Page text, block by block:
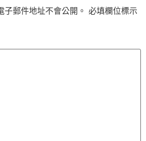
郵件地址不會公開。 必填欄位標示